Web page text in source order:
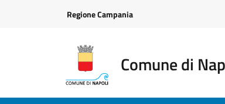
Regione Campania
Comune di